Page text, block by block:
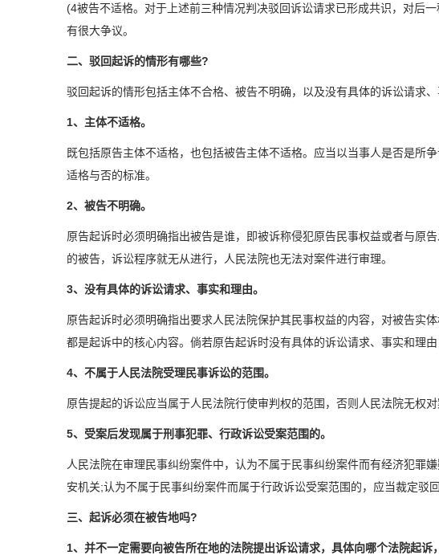
(4被告不适格。对于上述前三种情况判决驳回诉讼请求已形成共识，对后
有很大争议。
二、驳回起诉的情形有哪些?
驳回起诉的情形包括主体不合格、被告不明确，以及没有具体的诉讼请求、
1、主体不适格。
既包括原告主体不适格，也包括被告主体不适格。应当以当事人是否是所
适格与否的标准。
2、被告不明确。
原告起诉时必须明确指出被告是谁，即被诉称侵犯原告民事权益或者与原
的被告，诉讼程序就无从进行，人民法院也无法对案件进行审理。
3、没有具体的诉讼请求、事实和理由。
原告起诉时必须明确指出要求人民法院保护其民事权益的内容，对被告实
都是起诉中的核心内容。倘若原告起诉时没有具体的诉讼请求、事实和理由
4、不属于人民法院受理民事诉讼的范围。
原告提起的诉讼应当属于人民法院行使审判权的范围，否则人民法院无权对
5、受案后发现属于刑事犯罪、行政诉讼受案范围的。
人民法院在审理民事纠纷案件中，认为不属于民事纠纷案件而有经济犯罪
安机关;认为不属于民事纠纷案件而属于行政诉讼受案范围的，应当裁定驳
三、起诉必须在被告地吗?
1、并不一定需要向被告所在地的法院提出诉讼请求，具体向哪个法院起诉